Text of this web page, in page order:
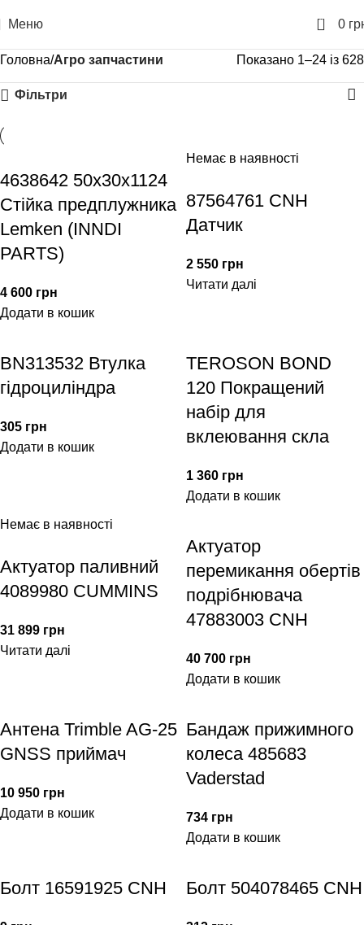
Меню 0 0
Головна Агро запчастини Показано 1–24 із 628
Фільтри
4638642 50х30х1124
Стійка предплужника
Lemken (INNDI
PARTS)
4 600 грн
Додати в кошик
Немає в наявності
87564761 CNH
Датчик
2 550 грн
Читати далі
BN313532 Втулка
гідроциліндра
305 грн
Додати в кошик
TEROSON BOND
120 Покращений
набір для
вклеювання скла
1 360 грн
Додати в кошик
Немає в наявності
Актуатор паливний
4089980 CUMMINS
31 899 грн
Читати далі
Актуатор
перемикання обертів
подрібнювача
47883003 CNH
40 700 грн
Додати в кошик
Антена Trimble AG-25
GNSS приймач
10 950 грн
Додати в кошик
Бандаж прижимного
колеса 485683
Vaderstad
734 грн
Додати в кошик
Болт 16591925 CNH Болт 504078465 CNH